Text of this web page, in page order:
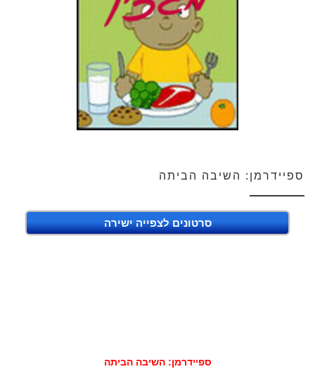
ספיידרמן: השיבה הביתה
סרטונים לצפייה ישירה
ספיידרמן: השיבה הביתה